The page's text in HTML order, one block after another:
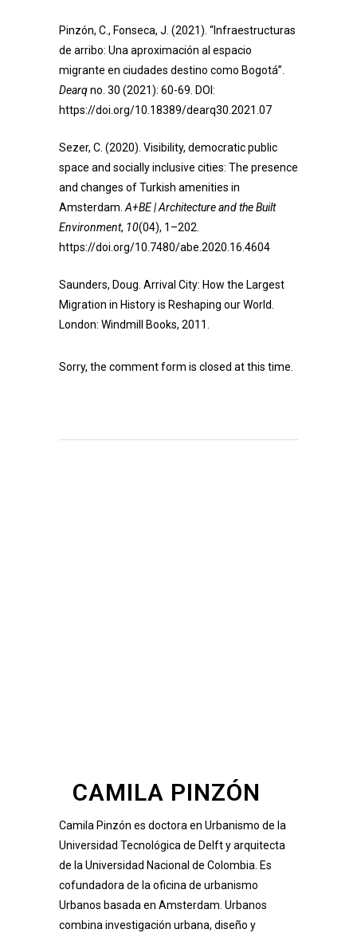
Pinzón, C., Fonseca, J. (2021). “Infraestructuras
de arribo: Una aproximación al espacio
migrante en ciudades destino como Bogotá”.
Dearqno. 30 (2021): 60-69. DOI:
https://doi.org/10.18389/dearq30.2021.07
Sezer, C. (2020). Visibility, democratic public
space and socially inclusive cities: The presence
and changes of Turkish amenities in
Amsterdam. A+BE | Architecture and the Built
Environment, 10(04), 1–202.
https://doi.org/10.7480/abe.2020.16.4604
Saunders, Doug. Arrival City: How the Largest
Migration in History is Reshaping our World.
London: Windmill Books, 2011.
Sorry, the comment form is closed at this time.
CAMILA PINZÓN
Camila Pinzón es doctora en Urbanismo de la
Universidad Tecnológica de Delft y arquitecta
de la Universidad Nacional de Colombia. Es
cofundadora de la oficina de urbanismo
Urbanos basada en Amsterdam. Urbanos
combina investigación urbana, diseño y